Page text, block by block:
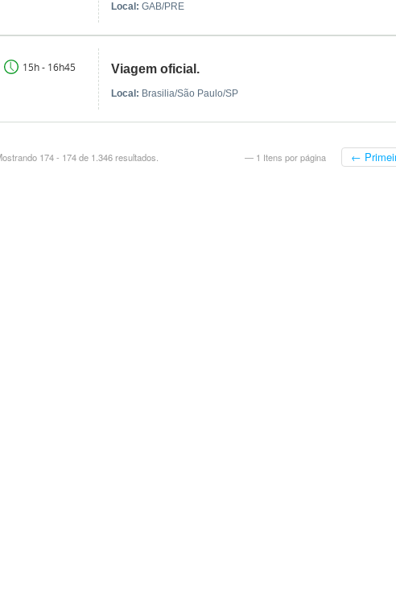
Local:GAB/PRE
15h - 16h45 Viagem oficial.
Local: Brasilia/São Paulo/SP
— 1 Itens por página
174 - 174 de 1.346 resultados. ←